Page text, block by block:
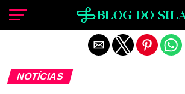
NOTÍCIAS
Sair da versão mobile